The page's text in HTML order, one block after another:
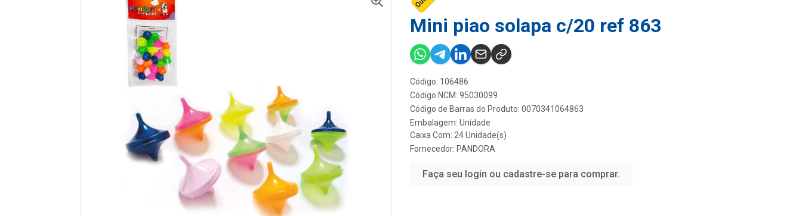
Mini piao solapa c/20 ref 863
Código: 106486
Código NCM: 95030099
Código de Barras do Produto: 0070341064863
Embalagem: Unidade
Caixa Com: 24 Unidade(s)
Fornecedor: PANDORA
Faça seu login ou cadastre-se para comprar.